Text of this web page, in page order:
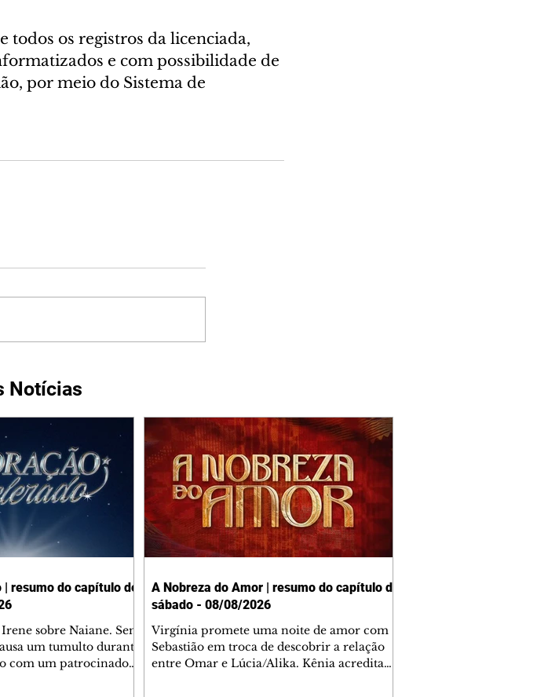
todos os registros da licenciada,
e com possibilidade de
por meio do Sistema de
Notícias
resumo do capítulo de
sobre Naiane. Sem
um tumulto durante
com um patrocinador.
A Nobreza do Amor | resumo do capítulo de
sábado - 08/08/2026
Virgínia promete uma noite de amor com
Sebastião em troca de descobrir a relação
entre Omar e Lúcia/Alika. Kênia acredita